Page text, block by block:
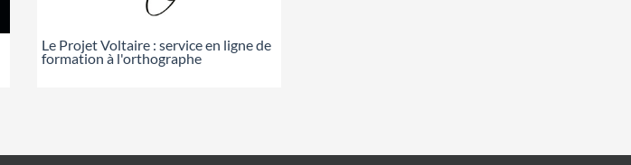
Le Projet Voltaire : service en ligne de
formation à l'orthographe